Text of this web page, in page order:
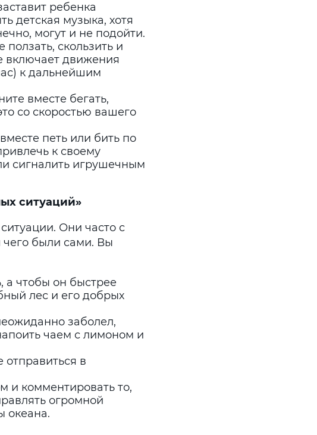
ребенка
детская музыка, хотя
могут и не подойти.
скользить и
включает движения
к дальнейшим
вместе бегать,
со скоростью вашего
петь или бить по
к своему
сигналить игрушечным
ситуаций»
Они часто с
чего были сами. Вы
а чтобы он быстрее
лес и его добрых
заболел,
чаем с лимоном и
отправиться в
и комментировать то,
огромной
океана.